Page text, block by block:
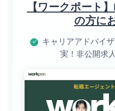
【ワークポート
の方に
✓
キャリアアドバイ
実！非公開求